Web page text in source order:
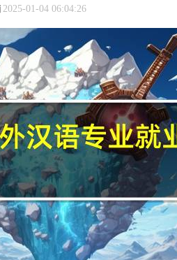
2025-01-04 06:04:26